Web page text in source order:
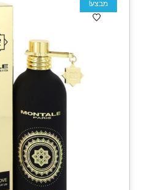
מבצע!